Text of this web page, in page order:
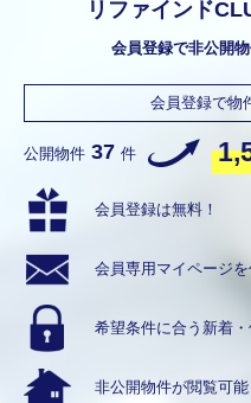
リファインド
会員登録で非公開
会員登録で物
公開物件 37 件
会員登録は無料！
会員専用マイページを
希望条件に合う 新着
非公開物件が閲覧可能